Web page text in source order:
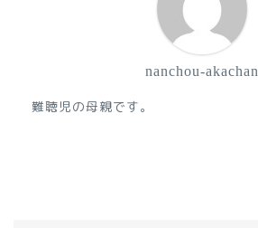
nanchou-akachan
難聴児の母親です。